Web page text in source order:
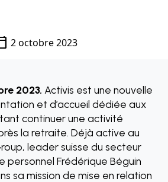
2 octobre 2023
2023. Activis est une nouvelle
et d’accueil dédiée aux
continuer une activité
la retraite. Déjà active au
leader suisse du secteur
personnel Frédérique Béguin
sa mission de mise en relation